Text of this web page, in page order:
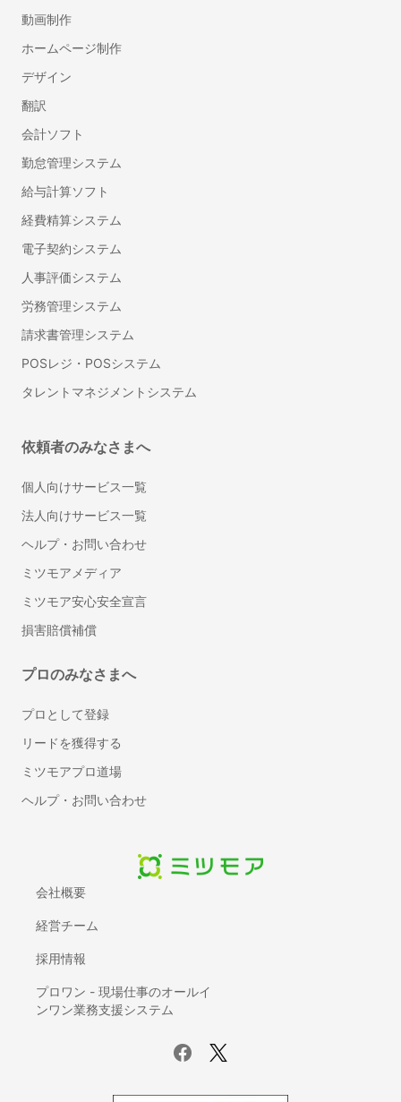
キッチンのリフォーム
階段のリフォーム
防水工事
手すり取り付け
網戸の張り替え・修理
物件の原状回復
窓ガラスの交換・修理
床暖房のリフォーム
押入れ・クローゼットリフォーム
フロアコーティング・フローリングワックス
お風呂（浴室・ユニットバス）リフォーム
リノベーション・大規模リフォーム
障子の張り替え
ふすまの張り替え
カーペット張替え
ホームインスペクション（住宅診断）
窓ガラスフィルム施工
シャッター修理・取り付け
ウッドデッキ塗装
壁紙の剥がれ・穴補修
トイレの壁紙・クロスの張り替え
ドアノブ交換・修理
ホスクリーン（室内物干し）取り付け
水回りのコーキング打ち替え
可動棚（自在棚）の取り付け
雨戸の交換・修理
洗濯機パン（防水パン）の設置・交換
表札の取り付け・交換
浴槽塗装
耐震シェルター設置
自動車修理・整備
カーナビ取り付け
車のバッテリー上がり・交換
会社概要
経営チーム
採用情報
プロワン - 現場仕事のオールイ
ンワン業務支援システム
動画制作
ホームページ制作
デザイン
翻訳
会計ソフト
勤怠管理システム
給与計算ソフト
経費精算システム
電子契約システム
人事評価システム
労務管理システム
請求書管理システム
POSレジ・POSシステム
タレントマネジメントシステム
依頼者のみなさまへ
個人向けサービス一覧
法人向けサービス一覧
ヘルプ・お問い合わせ
ミツモアメディア
ミツモア安心安全宣言
損害賠償補償
プロのみなさまへ
プロとして登録
リードを獲得する
ミツモアプロ道場
ヘルプ・お問い合わせ